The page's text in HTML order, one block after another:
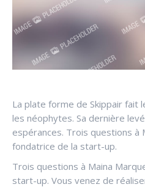
La plate forme de Skippair fait
les néophytes. Sa dernière
espérances. Trois questions à
fondatrice de la start-up.
Trois questions à Maina
start-up. Vous venez de